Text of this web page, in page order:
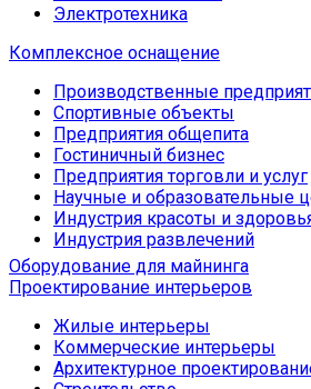
Электротехника
Комплексное оснащение
Производственные
Спортивные объекты
Предприятия общепита
Гостиничный бизнес
Предприятия торговли и услуг
Научные и образовательные
Индустрия красоты и
Индустрия развлечений
Оборудование для майнинга
Проектирование интерьеров
Жилые интерьеры
Коммерческие интерьеры
Архитектурное